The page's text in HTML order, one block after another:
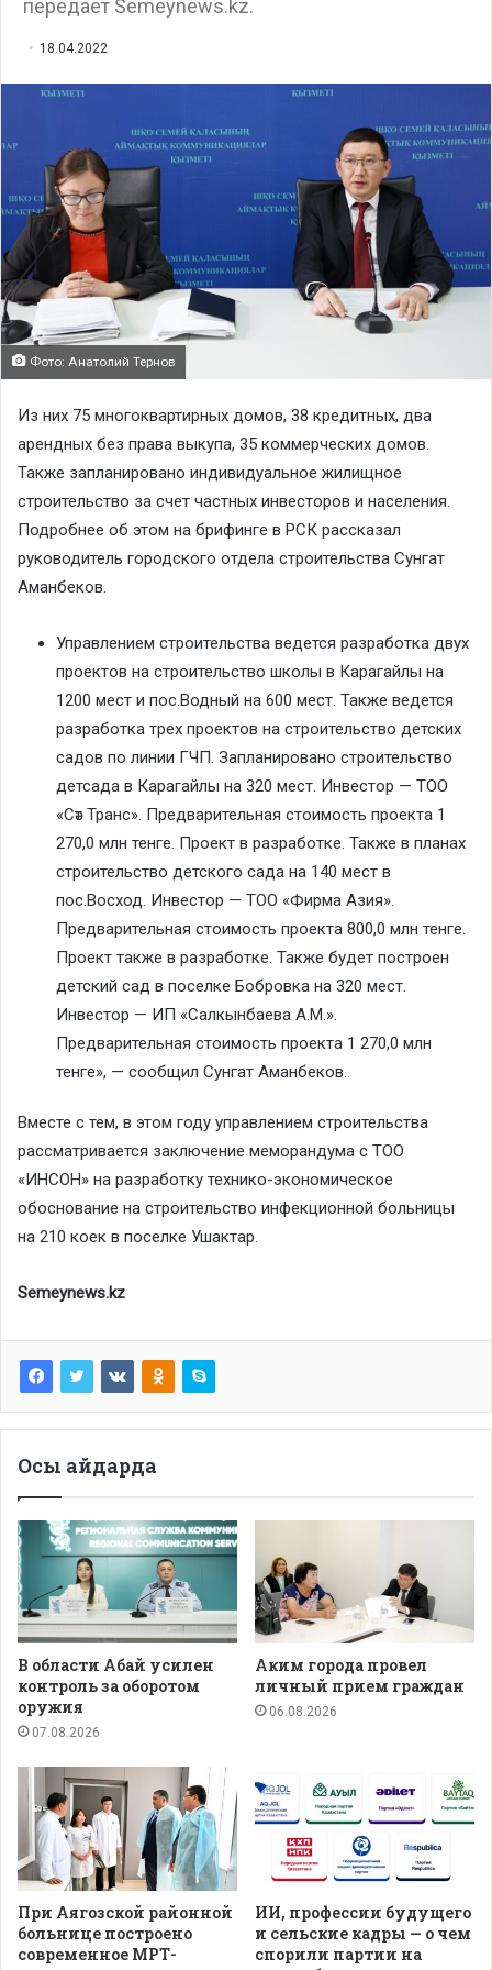
передает Semeynews.kz.
18.04.2022
Фото: Анатолий Тернов
Из них 75 многоквартирных домов, 38 кредитных, два
арендных без права выкупа, 35 коммерческих домов.
Также запланировано индивидуальное жилищное
строительство за счет частных инвесторов и населения.
Подробнее об этом на брифинге в РСК рассказал
руководитель городского отдела строительства Сунгат
Аманбеков.
Управлением строительства ведется разработка двух
проектов на строительство школы в Карагайлы на
1200 мест и пос.Водный на 600 мест. Также ведется
разработка трех проектов на строительство детских
садов по линии ГЧП. Запланировано строительство
детсада в Карагайлы на 320 мест. Инвестор — ТОО
«Сәт Транс». Предварительная стоимость проекта 1
270,0 млн тенге. Проект в разработке. Также в планах
строительство детского сада на 140 мест в
пос.Восход. Инвестор — ТОО «Фирма Азия».
Предварительная стоимость проекта 800,0 млн тенге.
Проект также в разработке. Также будет построен
детский сад в поселке Бобровка на 320 мест.
Инвестор — ИП «Салкынбаева А.М.».
Предварительная стоимость проекта 1 270,0 млн
тенге», — сообщил Сунгат Аманбеков.
Вместе с тем, в этом году управлением строительства
рассматривается заключение меморандума с ТОО
«ИНСОН» на разработку технико-экономическое
обоснование на строительство инфекционной больницы
на 210 коек в поселке Ушактар.
Semeynews.kz
Осы айдарда
В области Абай усилен
контроль за оборотом
оружия
07.08.2026
Аким города провел
личный прием граждан
06.08.2026
При Аягозской районной
больнице построено
современное МРТ-
ИИ, профессии будущего
и сельские кадры — о чем
спорили партии на